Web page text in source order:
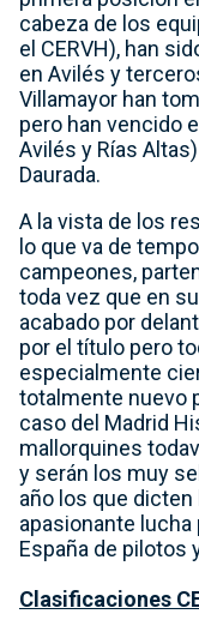
cabeza de los
el CERVH), han
en Avilés y
Villamayor han
pero han vencido
Avilés y Rías
Daurada.
A la vista de los
lo que va de
campeones,
toda vez que en
acabado por
por el título pero
especialmente
totalmente nuevo
caso del Madrid
mallorquines
y serán los muy
año los que
apasionante
España de pilotos
Clasificaciones